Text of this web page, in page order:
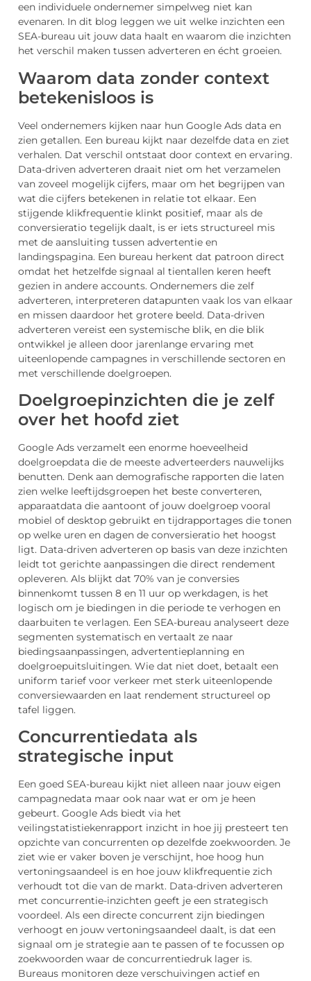
een individuele ondernemer simpelweg niet kan
evenaren. In dit blog leggen we uit welke inzichten een
SEA-bureau uit jouw data haalt en waarom die inzichten
het verschil maken tussen adverteren en écht groeien.
Waarom data zonder context
betekenisloos is
Veel ondernemers kijken naar hun Google Ads data en
zien getallen. Een bureau kijkt naar dezelfde data en ziet
verhalen. Dat verschil ontstaat door context en ervaring.
Data-driven adverteren draait niet om het verzamelen
van zoveel mogelijk cijfers, maar om het begrijpen van
wat die cijfers betekenen in relatie tot elkaar. Een
stijgende klikfrequentie klinkt positief, maar als de
conversieratio tegelijk daalt, is er iets structureel mis
met de aansluiting tussen advertentie en
landingspagina. Een bureau herkent dat patroon direct
omdat het hetzelfde signaal al tientallen keren heeft
gezien in andere accounts. Ondernemers die zelf
adverteren, interpreteren datapunten vaak los van elkaar
en missen daardoor het grotere beeld. Data-driven
adverteren vereist een systemische blik, en die blik
ontwikkel je alleen door jarenlange ervaring met
uiteenlopende campagnes in verschillende sectoren en
met verschillende doelgroepen.
Doelgroepinzichten die je zelf
over het hoofd ziet
Google Ads verzamelt een enorme hoeveelheid
doelgroepdata die de meeste adverteerders nauwelijks
benutten. Denk aan demografische rapporten die laten
zien welke leeftijdsgroepen het beste converteren,
apparaatdata die aantoont of jouw doelgroep vooral
mobiel of desktop gebruikt en tijdrapportages die tonen
op welke uren en dagen de conversieratio het hoogst
ligt. Data-driven adverteren op basis van deze inzichten
leidt tot gerichte aanpassingen die direct rendement
opleveren. Als blijkt dat 70% van je conversies
binnenkomt tussen 8 en 11 uur op werkdagen, is het
logisch om je biedingen in die periode te verhogen en
daarbuiten te verlagen. Een SEA-bureau analyseert deze
segmenten systematisch en vertaalt ze naar
biedingsaanpassingen, advertentieplanning en
doelgroepuitsluitingen. Wie dat niet doet, betaalt een
uniform tarief voor verkeer met sterk uiteenlopende
conversiewaarden en laat rendement structureel op
tafel liggen.
Concurrentiedata als
strategische input
Een goed SEA-bureau kijkt niet alleen naar jouw eigen
campagnedata maar ook naar wat er om je heen
gebeurt. Google Ads biedt via het
veilingstatistiekenrapport inzicht in hoe jij presteert ten
opzichte van concurrenten op dezelfde zoekwoorden. Je
ziet wie er vaker boven je verschijnt, hoe hoog hun
vertoningsaandeel is en hoe jouw klikfrequentie zich
verhoudt tot die van de markt. Data-driven adverteren
met concurrentie-inzichten geeft je een strategisch
voordeel. Als een directe concurrent zijn biedingen
verhoogt en jouw vertoningsaandeel daalt, is dat een
signaal om je strategie aan te passen of te focussen op
zoekwoorden waar de concurrentiedruk lager is.
Bureaus monitoren deze verschuivingen actief en